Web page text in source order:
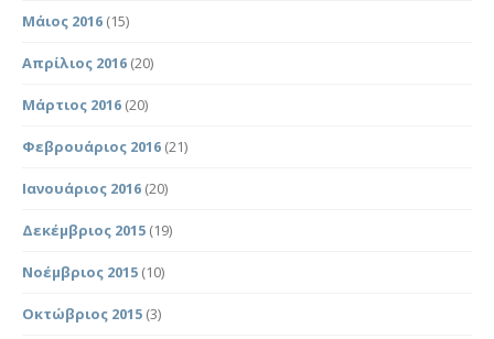
Μάιος 2016 (15)
Απρίλιος 2016 (20)
Μάρτιος 2016 (20)
Φεβρουάριος 2016 (21)
Ιανουάριος 2016 (20)
Δεκέμβριος 2015 (19)
Νοέμβριος 2015 (10)
Οκτώβριος 2015 (3)